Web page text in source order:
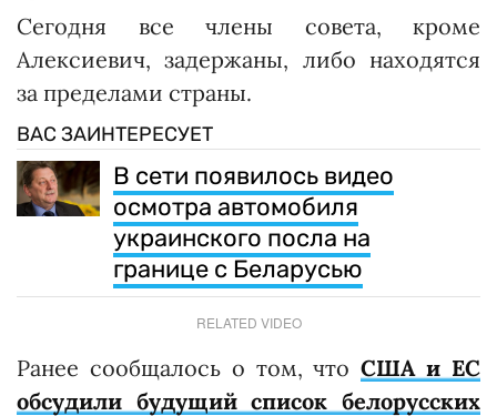
Сегодня все члены совета, кроме
Алексиевич, задержаны, либо находятся
за пределами страны.
ВАС ЗАИНТЕРЕСУЕТ
В сети появилось видео
осмотра автомобиля
украинского посла на
границе с Беларусью
RELATED VIDEO
Ранее сообщалось о том, чтоСША и ЕС
обсудили будущий список белорусских